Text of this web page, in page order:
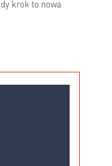
krok to nowa